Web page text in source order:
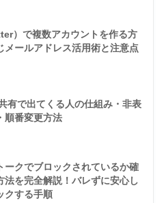
）で複数アカウントを作る方
メールアドレス活用術と注意点
有で出てくる人の仕組み・非表
順番変更方法
ークでブロックされているか確
法を完全解説！バレずに安心し
クする手順